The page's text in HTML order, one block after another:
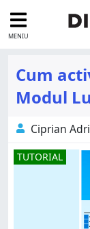
MENIU
Cum
Modul
Ciprian
TUTORIAL